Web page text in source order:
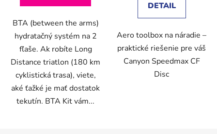
BTA (between the arms)
hydratačný systém na 2
fľaše. Ak robíte Long
Distance triatlon (180 km
cyklistická trasa), viete,
aké ťažké je mať dostatok
tekutín. BTA Kit vám...
DETAIL
Aero toolbox na náradie –
praktické riešenie pre váš
Canyon Speedmax CF
Disc